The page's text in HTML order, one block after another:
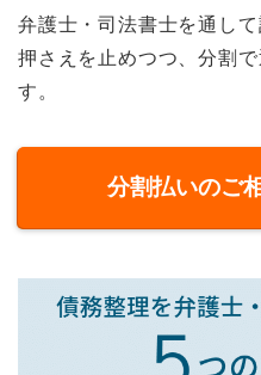
弁護士・司法書士を通し
押さえを止めつつ、分割
す。
分割払いのご